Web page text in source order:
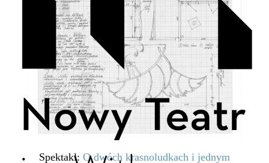
Spektakl: O dwóch krasnoludkach i jednym